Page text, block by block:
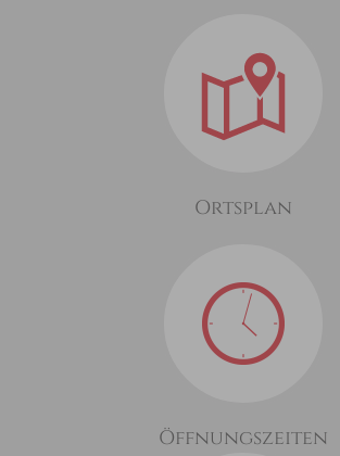
Ortsplan
Öffnungszeiten